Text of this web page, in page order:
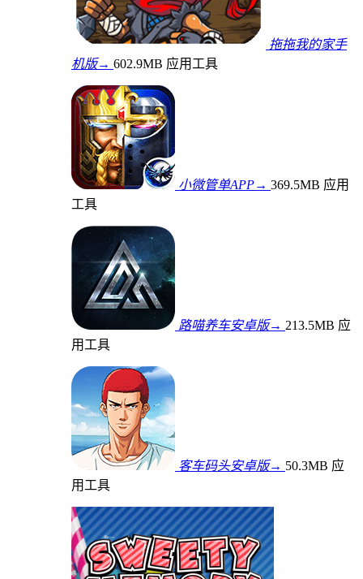
拖拖我的家手
机版→ 602.9MB 应用工具
小微管单APP→ 369.5MB 应用
工具
路喵养车安卓版→ 213.5MB 应
用工具
客车码头安卓版→ 50.3MB 应
用工具